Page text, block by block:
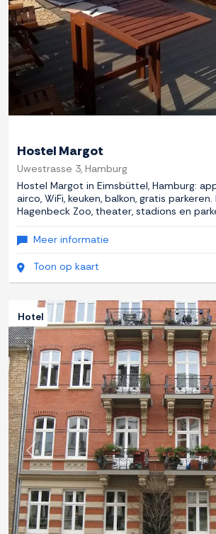
Hostel Margot
Uwestrasse 3, Hamburg
Hostel Margot in Eimsbüttel, Hamburg:
airco, WiFi, keuken, balkon, gratis
Hagenbeck Zoo, theater, stadions en
Meer informatie
Toon op kaart
Previous
Hotel